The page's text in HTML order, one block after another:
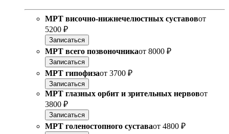
МРТ височно-нижнечелюстных суставовот
5200 ₽
Записаться
МРТ всего позвоночникаот 8000 ₽
Записаться
МРТ гипофизаот 3700 ₽
Записаться
МРТ глазных орбит и зрительных нервовот
3800 ₽
Записаться
МРТ голеностопного суставаот 4800 ₽